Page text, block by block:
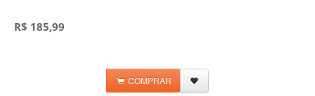
R$ 185,99
COMPRAR